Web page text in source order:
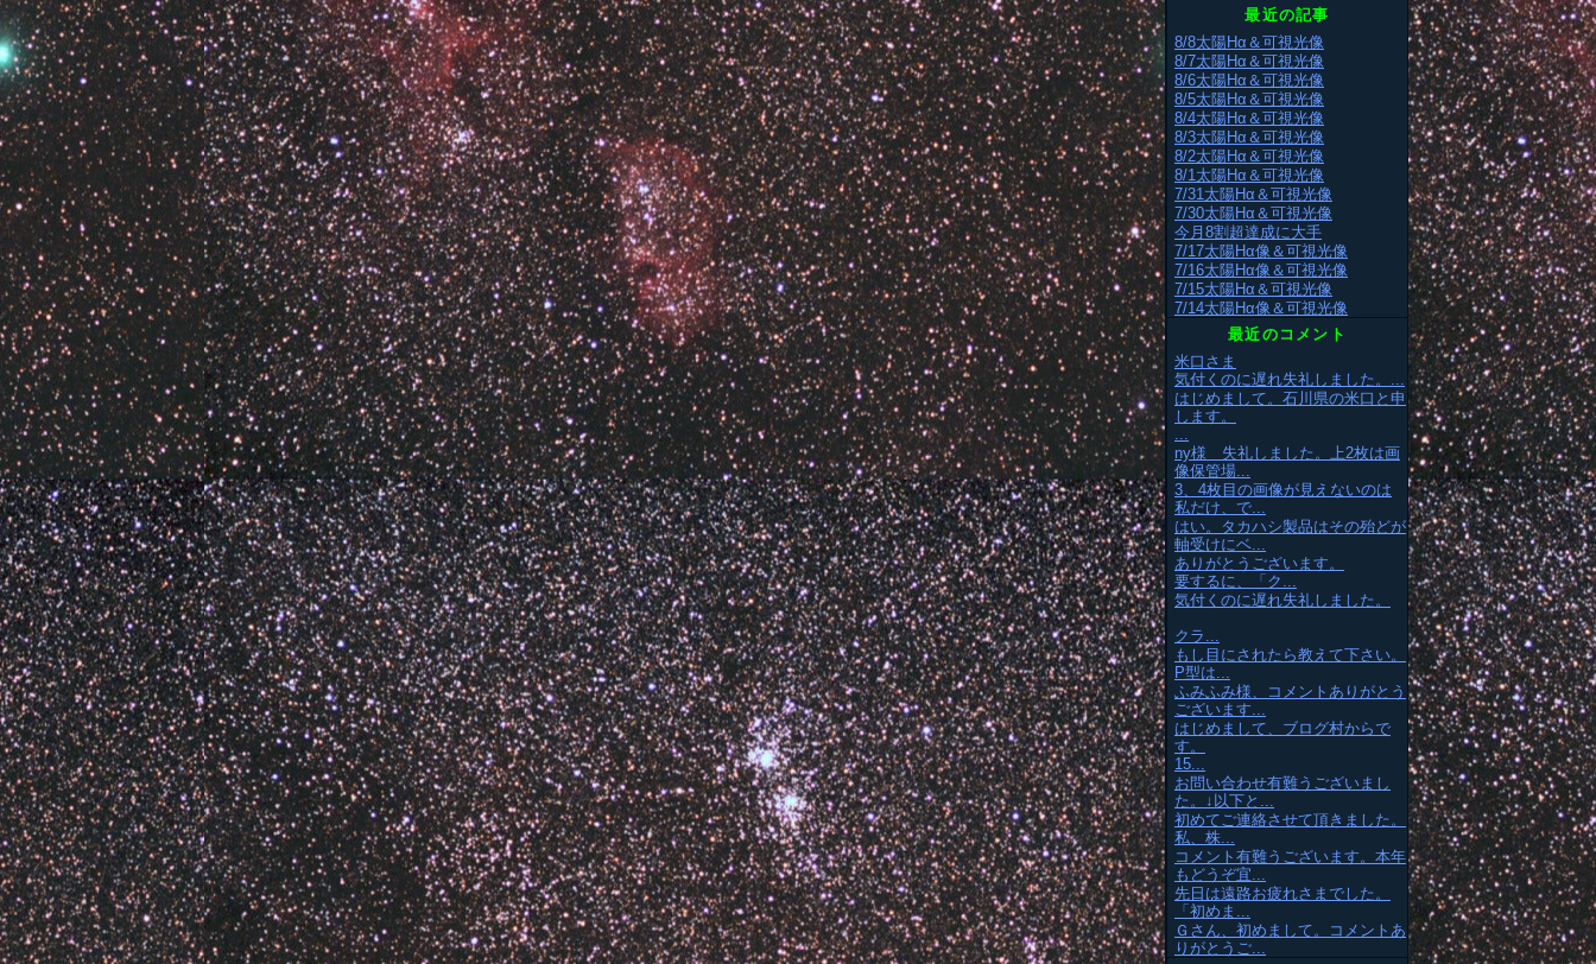
最近の記事
8/8太陽Hα＆可視光像
8/7太陽Hα＆可視光像
8/6太陽Hα＆可視光像
8/5太陽Hα＆可視光像
8/4太陽Hα＆可視光像
8/3太陽Hα＆可視光像
8/2太陽Hα＆可視光像
8/1太陽Hα＆可視光像
7/31太陽Hα＆可視光像
7/30太陽Hα＆可視光像
今月8割超達成に大手
7/17太陽Hα像＆可視光像
7/16太陽Hα像＆可視光像
7/15太陽Hα＆可視光像
7/14太陽Hα像＆可視光像
最近のコメント
米口さま
気付くのに遅れ失礼しました。...
はじめまして。石川県の米口と申
します。
...
ny様 失礼しました。上2枚は画
像保管場...
3、4枚目の画像が見えないのは
私だけ、で...
はい。タカハシ製品はその殆どが
軸受けにベ...
ありがとうございます。
要するに、「ク...
気付くのに遅れ失礼しました。
クラ...
もし目にされたら教えて下さい。
P型は...
ふみふみ様、コメントありがとう
ございます...
はじめまして、ブログ村からで
す。
15...
お問い合わせ有難うございまし
た。↓以下と...
初めてご連絡させて頂きました。
私、株...
コメント有難うございます。本年
もどうぞ宜...
先日は遠路お疲れさまでした。
「初めま...
Ｇさん、初めまして。コメントあ
りがとうご...